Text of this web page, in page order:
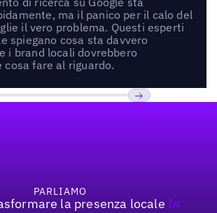
ma il panico per il calo del
il vero problema. Questi esperti
spiegano cosa sta davvero
i brand locali dovrebbero
cosa fare al riguardo.
PARLIAMO
la presenza locale In